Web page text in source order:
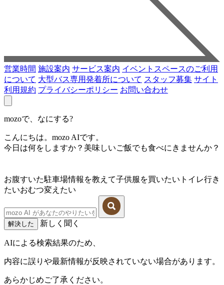
営業時間 施設案内 サービス案内 イベントスペースのご利用
について 大型バス専用発着所について スタッフ募集 サイト
利用規約 プライバシーポリシー お問い合わせ
mozoで、なにする?
こんにちは。mozo AIです。
今日は何をしますか？美味しいご飯でも食べにきませんか？
お腹すいた駐車場情報を教えて子供服を買いたい トイレ行き
たいおむつ変えたい
解決した 新しく聞く
AIによる検索結果のため、
内容に誤りや最新情報が反映されていない場合があります。
あらかじめご了承ください。